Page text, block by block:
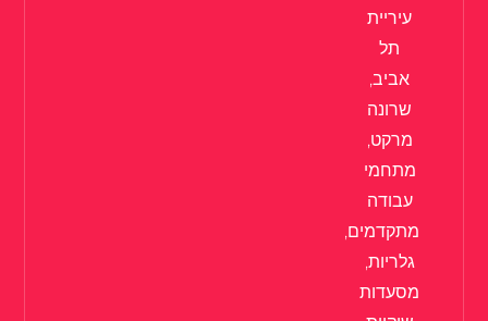
עיריית
תל
אביב,
שרונה
מרקט,
מתחמי
עבודה
מתקדמים,
גלריות,
מסעדות